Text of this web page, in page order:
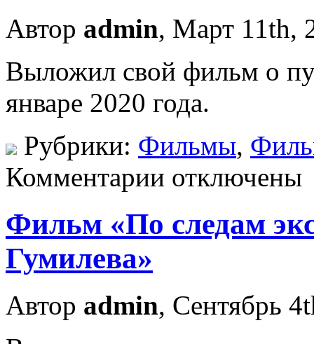
Автор admin, Март 11th,
Выложил свой фильм о
январе 2020 года.
Рубрики: Фильмы,
Комментарии отключены
Фильм «По следам
Гумилева»
Автор admin, Сентябрь